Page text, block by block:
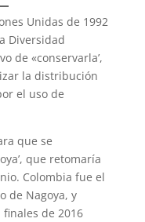
Unidas de 1992
Diversidad
de «conservarla’,
la distribución
el uso de
que se
que retomaría
Colombia fue el
de Nagoya, y
de 2016